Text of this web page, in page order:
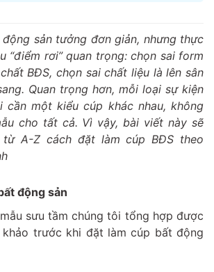
sản tưởng đơn giản, nhưng thực
“điểm rơi” quan trọng: chọn sai form
BĐS, chọn sai chất liệu là lên sân
Quan trọng hơn, mỗi loại sự kiện
cần một kiểu cúp khác nhau, không
cho tất cả. Vì vậy, bài viết này sẽ
từ A-Z cách đặt làm cúp BĐS theo
động sản
sưu tầm chúng tôi tổng hợp được
trước khi đặt làm cúp bất động